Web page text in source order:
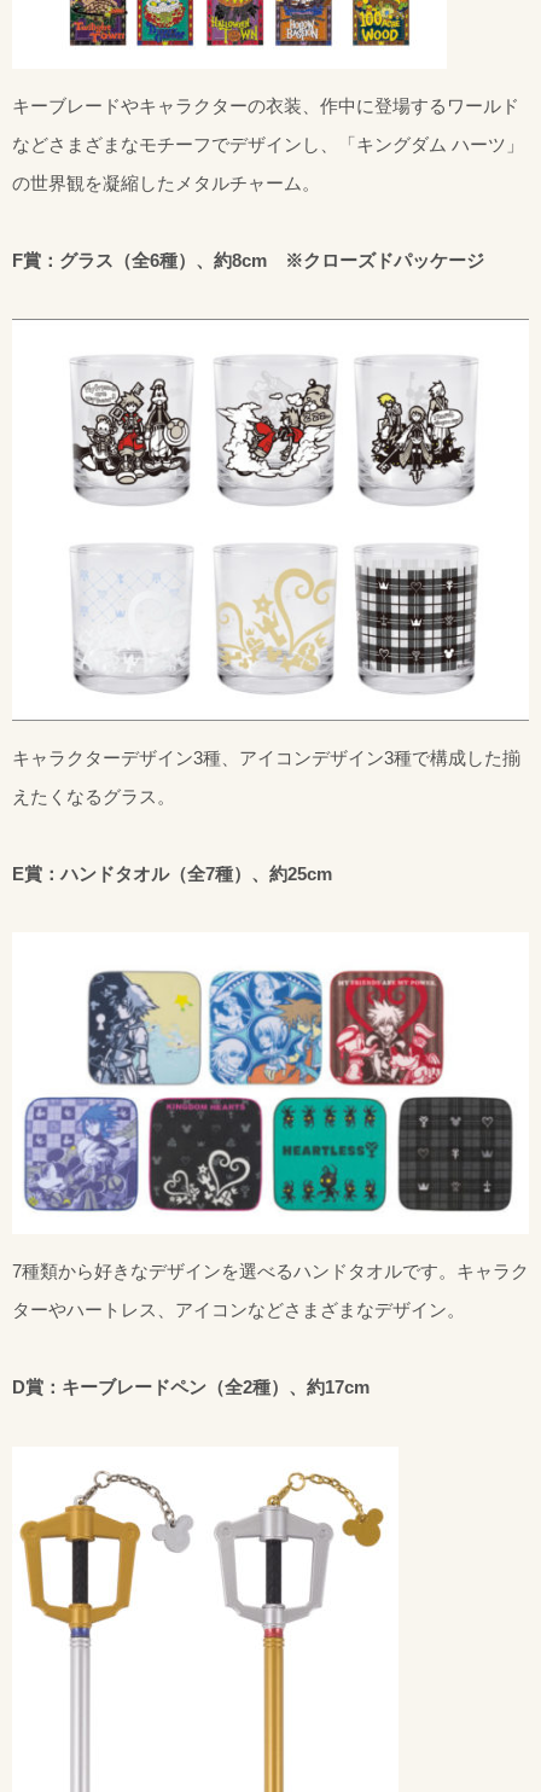
キーブレードやキャラクターの衣装、作中に登場するワールド
などさまざまなモチーフでデザインし、「キングダム ハーツ」
の世界観を凝縮したメタルチャーム。
F賞：グラス（全6種）、約8cm ※クローズドパッケージ
キャラクターデザイン3種、アイコンデザイン3種で構成した揃
えたくなるグラス。
E賞：ハンドタオル（全7種）、約25cm
7種類から好きなデザインを選べるハンドタオルです。キャラク
ターやハートレス、アイコンなどさまざまなデザイン。
D賞：キーブレードペン（全2種）、約17cm